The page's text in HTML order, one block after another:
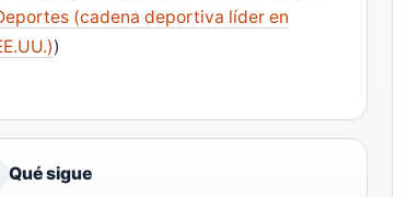
(cadena deportiva líder en
)
Qué sigue